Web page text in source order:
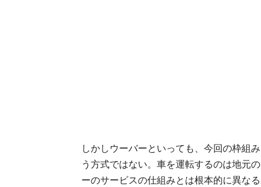
しかしウーバーといっても、今回の枠組
う方式ではない。車を運転するのは地元
ーのサービスの仕組みとは根本的に異なる